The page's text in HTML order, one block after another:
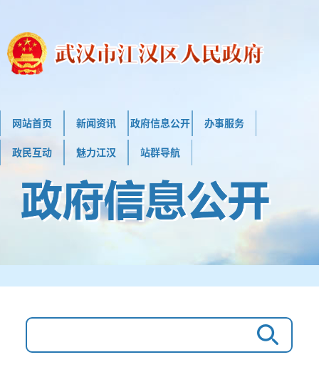
网站首页 新闻资讯 政府信息公开 办事服务
政民互动 魅力江汉 站群导航